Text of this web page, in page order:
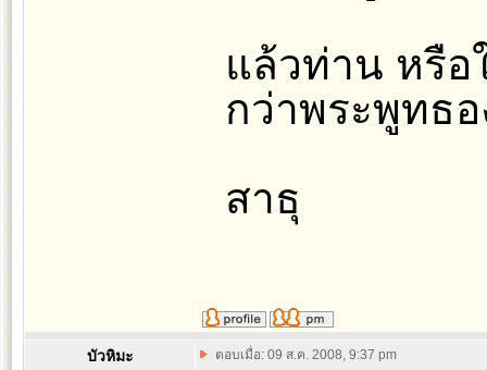
แล้วท่าน หรือ
กว่าพระพูทธ
สาธุ
บัวหิมะ ตอบเมื่อ: 09 ส.ค. 2008, 9:37 pm